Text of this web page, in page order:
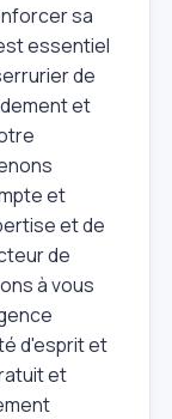
sa
essentiel
de
et
et
et de
de
à vous
d'esprit et
et